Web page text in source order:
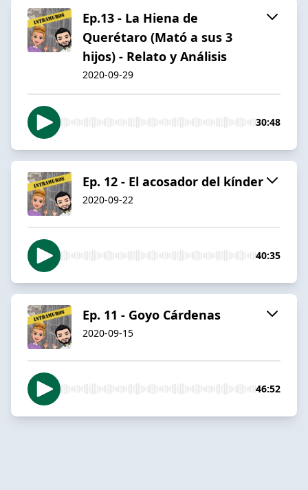
Ep.13 - La Hiena de
Querétaro (Mató a sus 3
hijos) - Relato y Análisis
2020-09-29
30:48
Ep. 12 - El acosador del kínder
2020-09-22
40:35
Ep. 11 - Goyo Cárdenas
2020-09-15
46:52